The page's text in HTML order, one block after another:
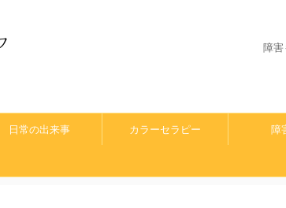
障害
日常の出来事 カラーセラピー 障